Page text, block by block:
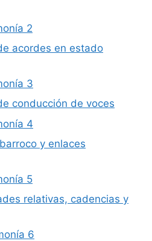
2
acordes en estado
3
conducción de voces
4
y enlaces
5
relativas, cadencias y
6